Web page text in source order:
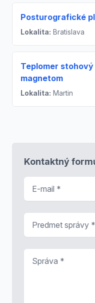
Posturografické
Lokalita: Bratislava
Teplomer
magnetom
Lokalita: Martin
Kontaktný